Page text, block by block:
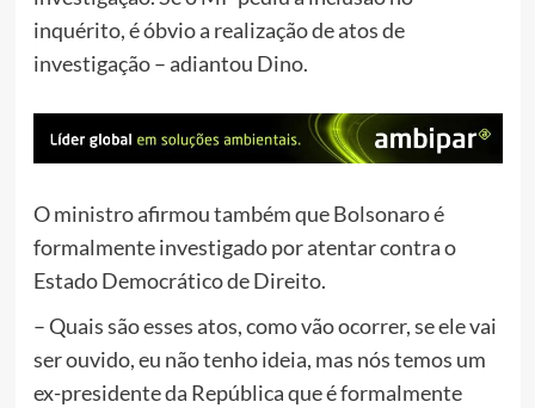
inquérito, é óbvio a realização de atos de
investigação – adiantou Dino.
O ministro afirmou também que Bolsonaro é
formalmente investigado por atentar contra o
Estado Democrático de Direito.
– Quais são esses atos, como vão ocorrer, se ele vai
ser ouvido, eu não tenho ideia, mas nós temos um
ex-presidente da República que é formalmente